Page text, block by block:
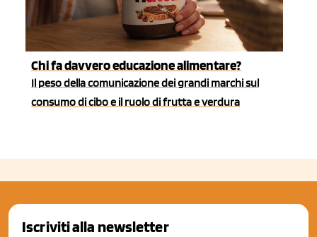
Chi fa davvero educazione alimentare?
Il peso della comunicazione dei grandi marchi sul
consumo di cibo e il ruolo di frutta e verdura
Iscriviti alla newsletter